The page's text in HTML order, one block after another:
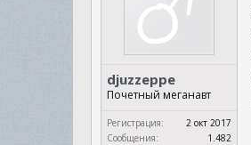
djuzzeppe
Почетный меганавт
Регистрация:
2 окт 2017
Сообщения:
1.482